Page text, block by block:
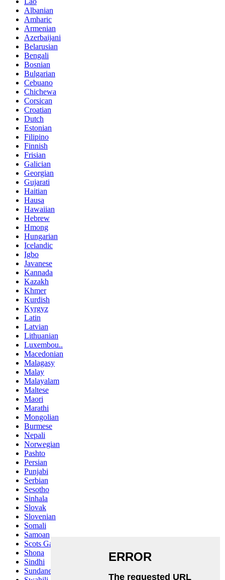
Albanian
Amharic
Armenian
Azerbaijani
Belarusian
Bengali
Bosnian
Bulgarian
Cebuano
Chichewa
Corsican
Croatian
Dutch
Estonian
Filipino
Finnish
Frisian
Galician
Georgian
Gujarati
Haitian
Hausa
Hawaiian
Hebrew
Hmong
Hungarian
Icelandic
Igbo
Javanese
Kannada
Kazakh
Khmer
Kurdish
Kyrgyz
Latin
Latvian
Lithuanian
Luxembou..
Macedonian
Malagasy
Malay
Malayalam
Maltese
Maori
Marathi
Mongolian
Burmese
Nepali
Norwegian
Pashto
Persian
Punjabi
Serbian
Sesotho
Sinhala
Slovak
Slovenian
Somali
Samoan
Scots Gaelic
Shona
Sindhi
Sundanese